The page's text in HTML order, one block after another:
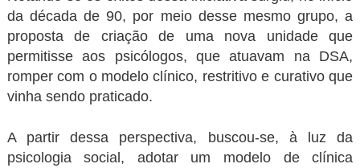
da década de 90, por meio desse mesmo grupo, a
proposta de criação de uma nova unidade que
permitisse aos psicólogos, que atuavam na DSA,
romper com o modelo clínico, restritivo e curativo que
vinha sendo praticado.
A partir dessa perspectiva, buscou-se, à luz da
psicologia social, adotar um modelo de clínica